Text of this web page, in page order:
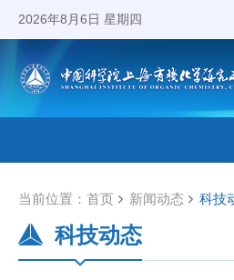
2026年8月6日 星期四
当前位置： 首页 新闻动态 科技
科技动态